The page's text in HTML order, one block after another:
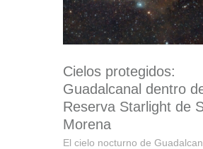
Cielos protegidos:
Guadalcanal dentro
Reserva Starlight de
Morena
El cielo nocturno de